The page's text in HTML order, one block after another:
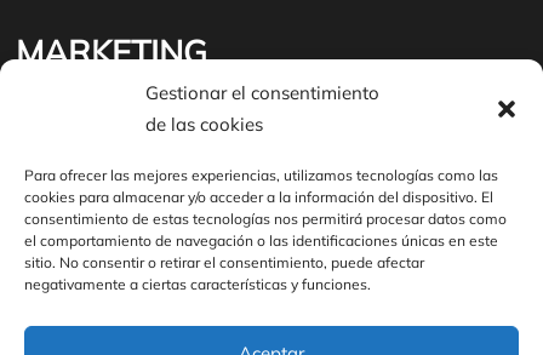
Gestionar el consentimiento
de las cookies
Para ofrecer las mejores experiencias, utilizamos tecnologías como las
cookies para almacenar y/o acceder a la información del dispositivo. El
consentimiento de estas tecnologías nos permitirá procesar datos como
el comportamiento de navegación o las identificaciones únicas en este
sitio. No consentir o retirar el consentimiento, puede afectar
negativamente a ciertas características y funciones.
MARKETING
Posicionamiento SEO
Publicidad en buscadores
Marketing en contenidos